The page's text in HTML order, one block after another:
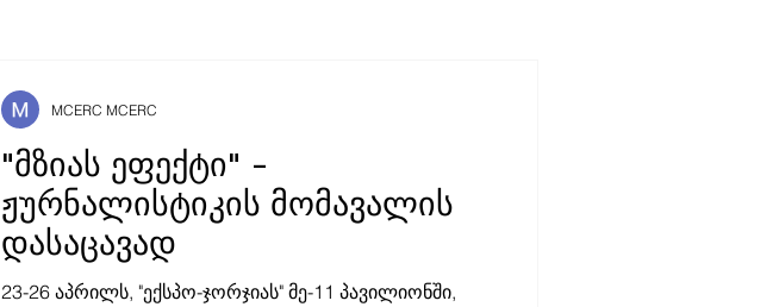
"მზიას ეფექტი" -
ჟურნალისტიკის მომავალის
დასაცავად
23-26 აპრილს, "ექსპო-ჯორჯიას" მე-11 პავილიონში,
MCERC MCERC